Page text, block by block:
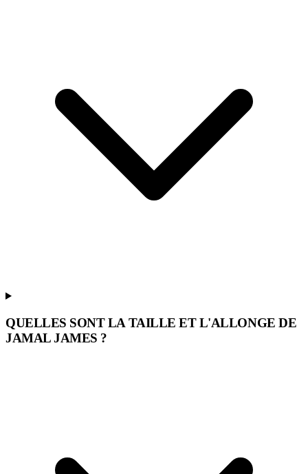
QUELLES SONT LA TAILLE ET L'ALLONGE DE
JAMAL JAMES ?